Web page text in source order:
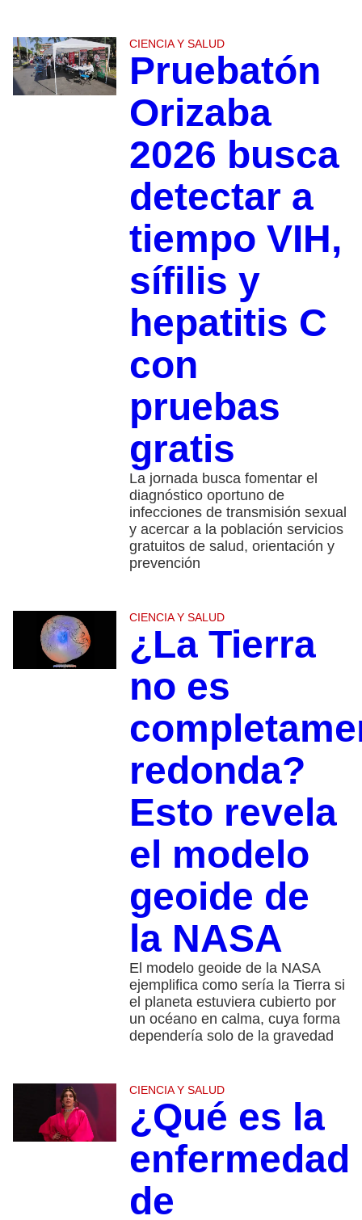
CIENCIA Y SALUD
Pruebatón
Orizaba
2026 busca
detectar a
tiempo VIH,
sífilis y
hepatitis C
con
pruebas
gratis
La jornada busca fomentar el
diagnóstico oportuno de
infecciones de transmisión sexual
y acercar a la población servicios
gratuitos de salud, orientación y
prevención
CIENCIA Y SALUD
¿La Tierra
no es
redonda?
Esto revela
el modelo
geoide de
la NASA
El modelo geoide de la NASA
ejemplifica como sería la Tierra si
el planeta estuviera cubierto por
un océano en calma, cuya forma
dependería solo de la gravedad
CIENCIA Y SALUD
¿Qué es la
enfermedad
de